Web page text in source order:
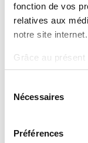
fonction de vos
relatives aux
notre site internet.
Grâce au présent
refuser ou
à l’exception
fonctionnement
dessus.
Nécessaires
Préférences
Pour
une
services